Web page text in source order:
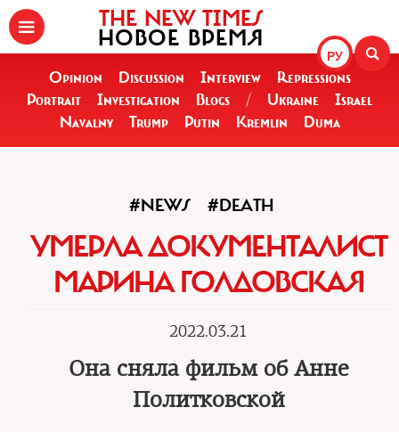
РУ
THE NEW TIMES
НОВОЕ ВРЕМЯ
Opinion Discussion Interview
Repressions
Portrait
Investigation Blogs / Ukraine
Israel
Navalny
Trump Putin Kremlin Duma
#NEWS #DEATH
УМЕРЛА ДОКУМЕНТАЛИСТ
МАРИНА ГОЛДОВСКАЯ
2022.03.21
Она сняла фильм об Анне
Политковской